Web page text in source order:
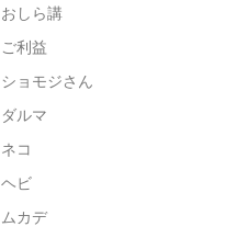
おしら講
ご利益
ショモジさん
ダルマ
ネコ
ヘビ
ムカデ